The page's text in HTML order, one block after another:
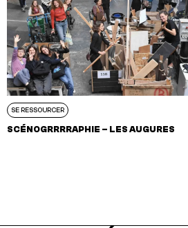
SE RESSOURCER
SCÉNOGRRRRAPHIE – LES AUGURES